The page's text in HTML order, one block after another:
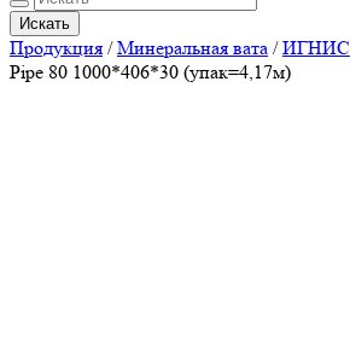
Искать
Продукция /Минеральная вата /ИГНИС
Pipe 80 1000*406*30 (упак=4,17м)